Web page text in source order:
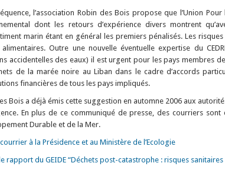
l’association Robin des Bois propose que l’Union
dont les retours d’expérience divers montrent
marin étant en général les premiers pénalisés. Les
alimentaires. Outre une nouvelle éventuelle expertise du
accidentelles des eaux) il est urgent pour les pays membres
de la marée noire au Liban dans le cadre d’accords
financières de tous les pays impliqués.
Bois a déjà émis cette suggestion en automne 2006 aux
En plus de ce communiqué de presse, des courriers sont
Durable et de la Mer.
courrier à la Présidence et au Ministère de l’Ecologie
rapport du GEIDE “Déchets post-catastrophe : risques